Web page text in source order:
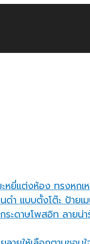
ยี่แต่งห้อง ทรงหกเ
ดำ แบบตั้งโต๊ะ ป้าย
กระดาษโพสอิท ลายน่